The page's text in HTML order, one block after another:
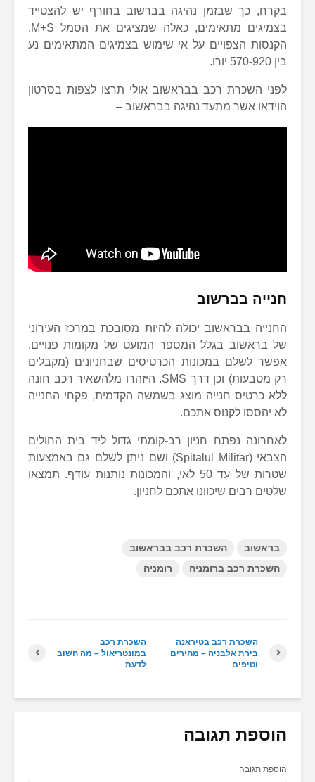
בקרח, כך שבזמן נהיגה בברשוב בחורף יש להצטייד
בצמיגים מתאימים, כאלה שמציגים את הסמל M+S.
הקנסות הצפויים על אי שימוש בצמיגים המתאימים נע
בין 570-920 יורו.
לפני השכרת רכב בבראשוב אולי תרצו לצפות בסרטון
הוידאו אשר מתעד נהיגה בבראשוב –
חנייה בברשוב
החנייה בבראשוב יכולה להיות מסובכת במרכז העירוני
של בראשוב בגלל המספר המועט של מקומות פנויים.
אפשר לשלם במכונות הכרטיסים שבחניונים (מקבלים
רק מטבעות) וכן דרך SMS. היזהרו מלהשאיר רכב חונה
ללא כרטיס חנייה מוצג בשמשה הקדמית, פקחי החנייה
לא יהססו לקנוס אתכם.
לאחרונה נפתח חניון רב-קומתי גדול ליד בית החולים
הצבאי (Spitalul Militar) ושם ניתן לשלם גם באמצעות
שטרות של עד 50 לאי, והמכונות נותנות עודף. תמצאו
שלטים רבים שיכוונו אתכם לחניון.
בראשוב
השכרת רכב בבראשוב
השכרת רכב ברומניה
רומניה
השכרת רכב
במונטריאול – מה חשוב
לדעת
השכרת רכב בטיראנה
בירת אלבניה – מחירים
וטיפים
הוספת תגובה
הוספת תגובה